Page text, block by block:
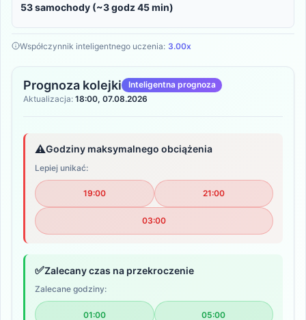
53 samochody (~3 godz 45 min)
Współczynnik inteligentnego uczenia: 3.00x
Prognoza kolejki
Inteligentna prognoza
Aktualizacja: 18:00, 07.08.2026
⚠️Godziny maksymalnego obciążenia
Lepiej unikać:
19:00 21:00
03:00
✅Zalecany czas na przekroczenie
Zalecane godziny:
01:00 05:00